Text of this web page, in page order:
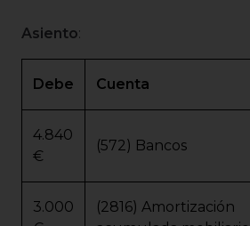
Asiento:
Debe Cuenta
4.840
€
(572) Bancos
3.000
(2816) Amortización